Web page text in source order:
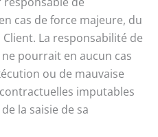
cas de force majeure, du
La responsabilité de
ne pourrait en aucun cas
ou de mauvaise
imputables
la saisie de sa